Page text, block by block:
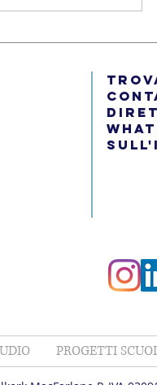
PROGETTI